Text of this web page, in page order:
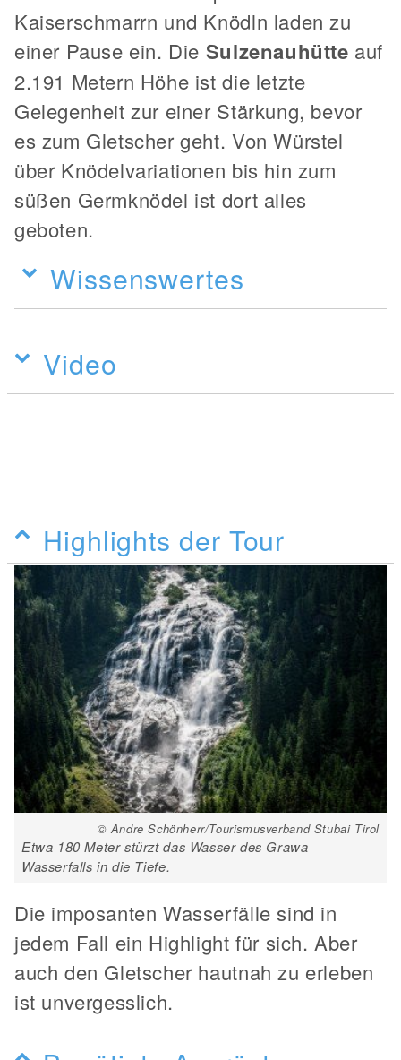
Kaiserschmarrn und Knödln laden zu
einer Pause ein. Die Sulzenauhütte auf
2.191 Metern Höhe ist die letzte
Gelegenheit zur einer Stärkung, bevor
es zum Gletscher geht. Von Würstel
über Knödelvariationen bis hin zum
süßen Germknödel ist dort alles
geboten.
Wissenswertes
Video
Highlights der Tour
© Andre Schönherr/Tourismusverband Stubai Tirol
Etwa 180 Meter stürzt das Wasser des Grawa
Wasserfalls in die Tiefe.
Die imposanten Wasserfälle sind in
jedem Fall ein Highlight für sich. Aber
auch den Gletscher hautnah zu erleben
ist unvergesslich.